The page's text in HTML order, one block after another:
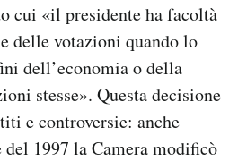
cui «il presidente ha facoltà
delle votazioni quando lo
dell’economia o della
stesse». Questa decisione
e controversie: anche
del 1997 la Camera modificò